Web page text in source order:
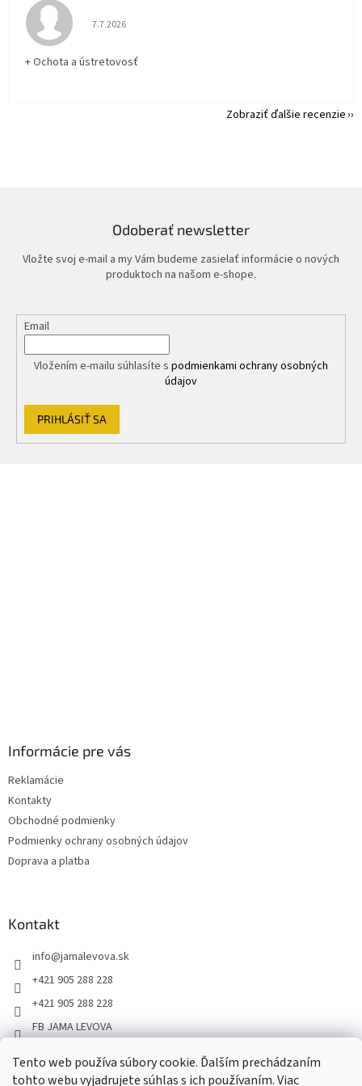
Tento web používa súbory cookie. Ďalším prechádzaním
tohto webu vyjadrujete súhlas s ich používaním. Viac
Hodnotenie obchodu je 5 z 5 hviezdičiek.
7.7.2026
+ Ochota a ústretovosť
Zobraziť ďalšie recenzie
Odoberať newsletter
Vložte svoj e-mail a my Vám budeme zasielať informácie o nových
produktoch na našom e-shope.
Email
Vložením e-mailu súhlasíte s podmienkami ochrany osobných
údajov
PRIHLÁSIŤ SA
Informácie pre vás
Reklamácie
Kontakty
Obchodné podmienky
Podmienky ochrany osobných údajov
Doprava a platba
Kontakt
info@jamalevova.sk
+421 905 288 228
+421 905 288 228
FB JAMA LEVOVA
JamaLevova